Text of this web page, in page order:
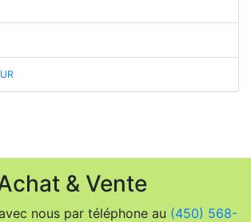
& Vente
nous par téléphone au (450) 568-